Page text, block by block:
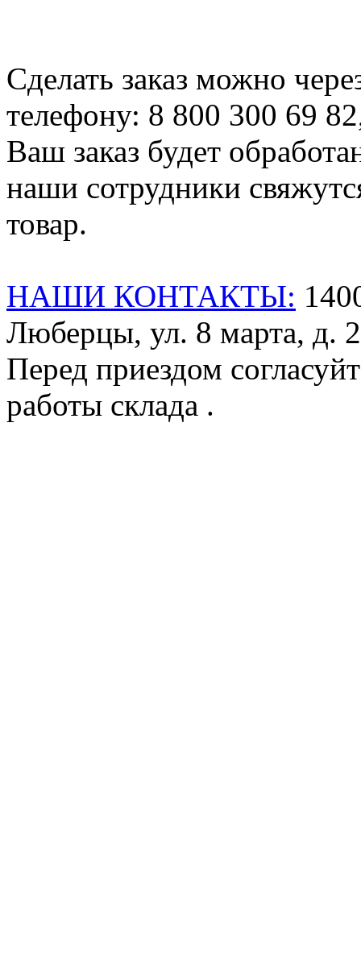
Сделать заказ можно
телефону: 8 800 300 69
Ваш заказ будет
наши сотрудники
товар.
НАШИ КОНТАКТЫ:
Люберцы, ул. 8 марта, д.
Перед приездом
работы склада .